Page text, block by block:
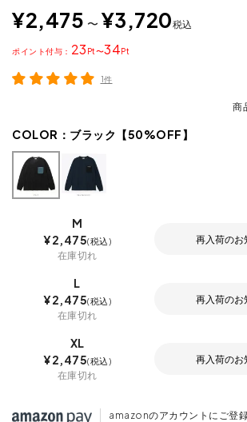
¥2,475 〜 ¥3,720税込
23 〜34
ポイント
1件
商
COLOR： ブラック【50%OFF】
M
¥2,475 税込
在庫切れ
再入荷のお
L
¥2,475 税込
在庫切れ
再入荷のお
XL
¥2,475 税込
在庫切れ
再入荷のお
amazonのアカウントにご登